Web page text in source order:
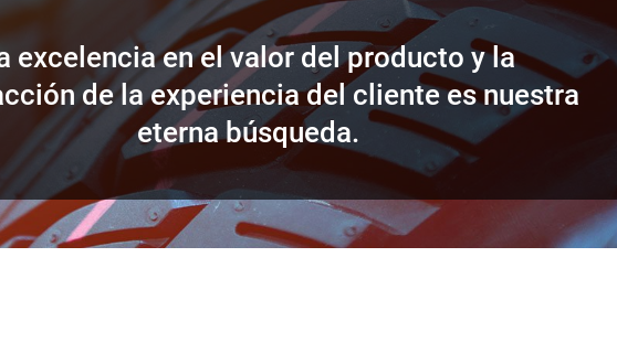
Sobre Nosotros Producto
excelencia en el valor del producto y la
de la experiencia del cliente es nuestra
eterna búsqueda.